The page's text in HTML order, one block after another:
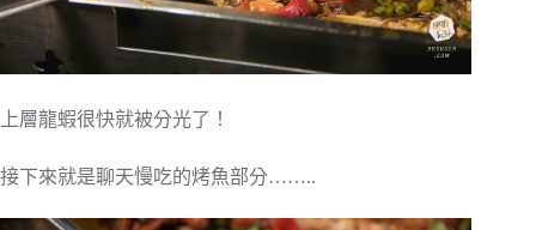
上層龍蝦很快就被分光了！
接下來就是聊天慢吃的烤魚部分……..